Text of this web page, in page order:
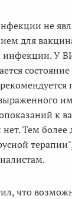
не
для
инфекции. У
к
Тем более
что